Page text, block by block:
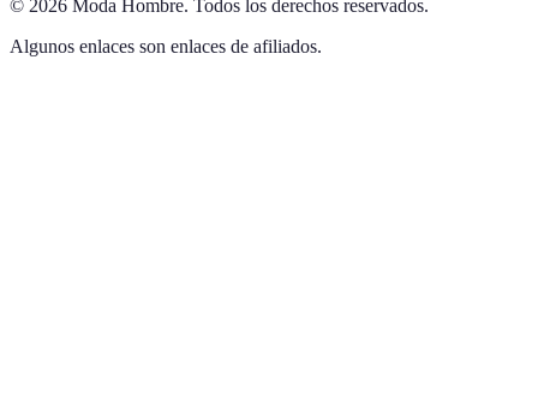
© 2026 Moda Hombre. Todos los derechos reservados.
Algunos enlaces son enlaces de afiliados.